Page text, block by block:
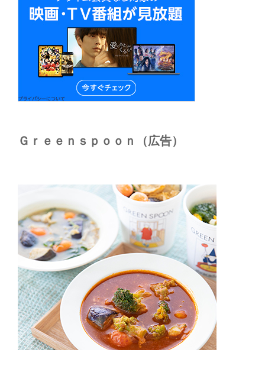
Ｇｒｅｅｎｓｐｏｏｎ（広告）